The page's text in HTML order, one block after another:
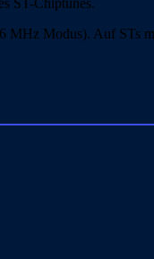
Modus). Auf STs